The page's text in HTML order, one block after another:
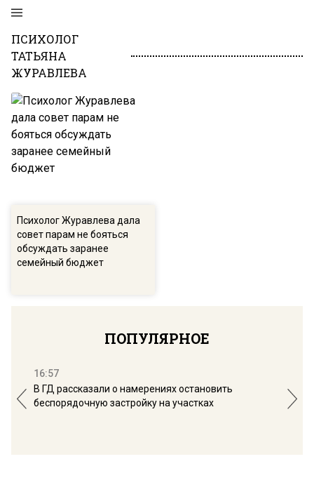
ПСИХОЛОГ
ТАТЬЯНА
ЖУРАВЛЕВА
Психолог Журавлева дала
совет парам не бояться
обсуждать заранее
семейный бюджет
ПОПУЛЯРНОЕ
16:57
В ГД рассказали о намерениях остановить
беспорядочную застройку на участках